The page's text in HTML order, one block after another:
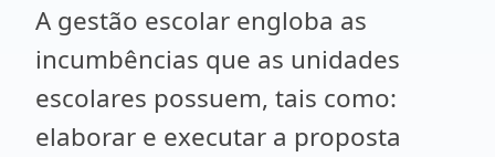
A gestão escolar engloba as
incumbências que as unidades
escolares possuem, tais como:
elaborar e executar a proposta